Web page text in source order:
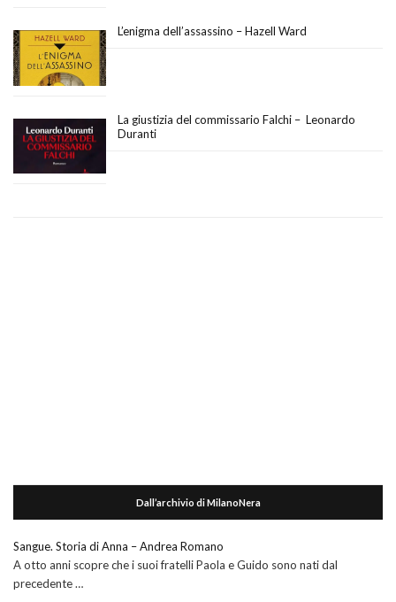
L’enigma dell’assassino – Hazell Ward
La giustizia del commissario Falchi – Leonardo
Duranti
Dall’archivio di MilanoNera
Sangue. Storia di Anna – Andrea Romano
A otto anni scopre che i suoi fratelli Paola e Guido sono nati dal
precedente …